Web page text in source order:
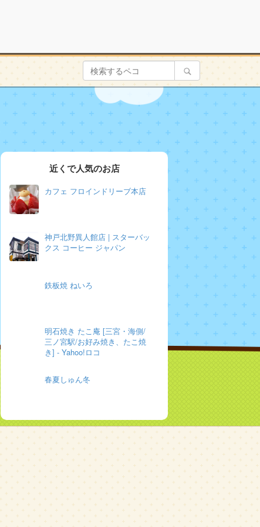
近くで人気のお店
カフェ フロインドリーブ本店
神戸北野異人館店 | スターバッ
クス コーヒー ジャパン
鉄板焼 ねいろ
明石焼き たこ庵 [三宮・海側/
三ノ宮駅/お好み焼き、たこ焼
き] - Yahoo!ロコ
春夏しゅん冬